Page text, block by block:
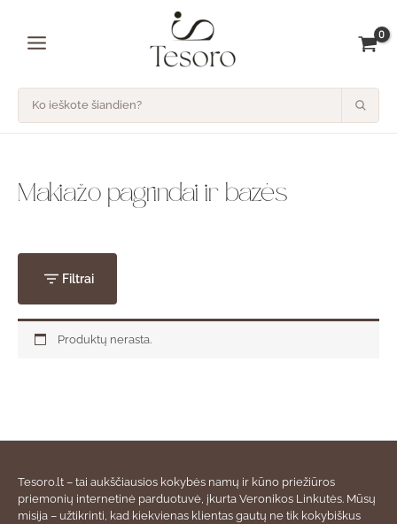
turinio
Makiažo pagrindai ir bazės
Filtrai
Produktų nerasta.
Tesoro.lt – tai aukščiausios kokybės namų ir kūno priežiūros
priemonių internetinė parduotuvė, įkurta Veronikos Linkutės. Mūsų
misija – užtikrinti, kad kiekvienas klientas gautų ne tik kokybiškus